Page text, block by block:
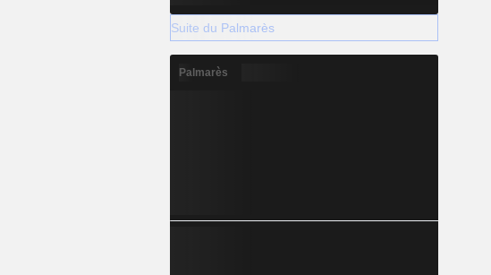
Suite du Palmarès
Palmarès